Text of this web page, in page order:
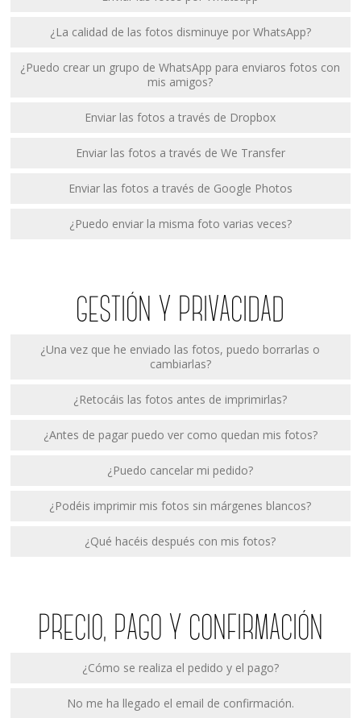
¿La calidad de las fotos disminuye por WhatsApp?
¿Puedo crear un grupo de WhatsApp para enviaros fotos con
mis amigos?
Enviar las fotos a través de Dropbox
Enviar las fotos a través de We Transfer
Enviar las fotos a través de Google Photos
¿Puedo enviar la misma foto varias veces?
GESTIÓN Y PRIVACIDAD
¿Una vez que he enviado las fotos, puedo borrarlas o
cambiarlas?
¿Retocáis las fotos antes de imprimirlas?
¿Antes de pagar puedo ver como quedan mis fotos?
¿Puedo cancelar mi pedido?
¿Podéis imprimir mis fotos sin márgenes blancos?
¿Qué hacéis después con mis fotos?
PRECIO, PAGO Y CONFIRMACIÓN
¿Cómo se realiza el pedido y el pago?
No me ha llegado el email de confirmación.